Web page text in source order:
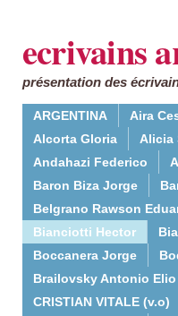
ecrivains
présentation des
ARGENTINA Aira
Alcorta Gloria
Alicia
Andahazi Federico
Baron Biza Jorge
Belgrano Rawson
Bianciotti Hector
Boccanera Jorge
Brailovsky Antonio Elio
CRISTIAN VITALE (v.o)